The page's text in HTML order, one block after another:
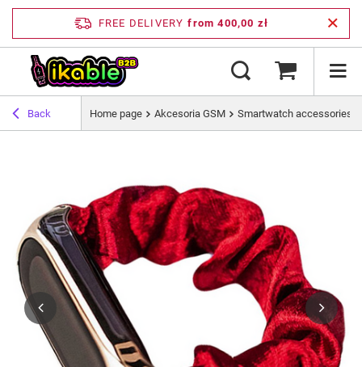
FREE DELIVERY from 400,00 zł
Back Home page Akcesoria GSM Smartwatch accessories